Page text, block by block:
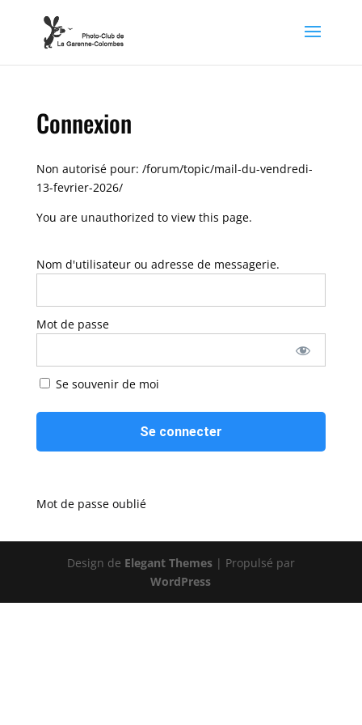
Connexion
Non autorisé pour: /forum/topic/mail-du-vendredi-
13-fevrier-2026/
You are unauthorized to view this page.
Nom d'utilisateur ou adresse de messagerie.
Mot de passe
Se souvenir de moi
Mot de passe oublié
Design de Elegant Themes| Propulsé par
WordPress